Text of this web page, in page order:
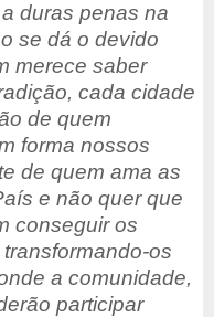
duras penas na
se dá o devido
merece saber
cada cidade
de quem
forma nossos
de quem ama as
e não quer que
conseguir os
os
a comunidade,
participar